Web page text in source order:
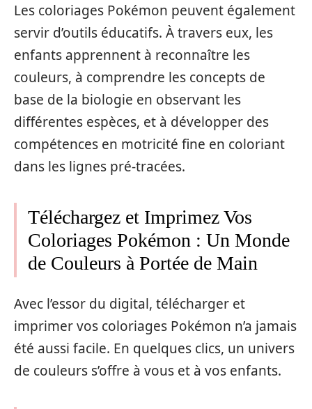
Les coloriages Pokémon peuvent également
servir d’outils éducatifs. À travers eux, les
enfants apprennent à reconnaître les
couleurs, à comprendre les concepts de
base de la biologie en observant les
différentes espèces, et à développer des
compétences en motricité fine en coloriant
dans les lignes pré-tracées.
Téléchargez et Imprimez Vos
Coloriages Pokémon : Un Monde
de Couleurs à Portée de Main
Avec l’essor du digital, télécharger et
imprimer vos coloriages Pokémon n’a jamais
été aussi facile. En quelques clics, un univers
de couleurs s’offre à vous et à vos enfants.